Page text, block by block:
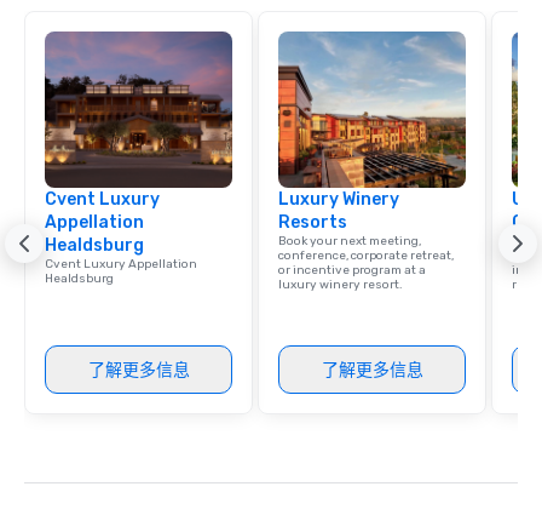
meeting events, from
team building. All-Inclusive Group
Dining When meeting
corporate group
Smacking Foodie
group is assured a
experience with three
signature dishes at
Our affordable tours
person with tax and
package upgrade is
provides guests a
a typical sit-down
Cvent Luxury
Appellation
Healdsburg
Cvent Luxury Appellation
Healdsburg
了解更多信息
Luxury Winery
Resorts
Book your next meeting,
conference, corporate retreat,
or incentive program at a
luxury winery resort.
了解更多信息
Find